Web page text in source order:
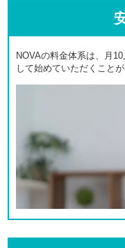
NOVAの料金体系は、月
して始めていただくことが